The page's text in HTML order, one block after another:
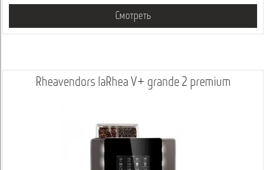
Смотреть
Rheavendors laRhea V+ grande 2 premium